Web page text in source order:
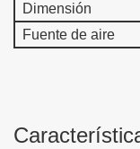
Dimensión
Fuente de aire